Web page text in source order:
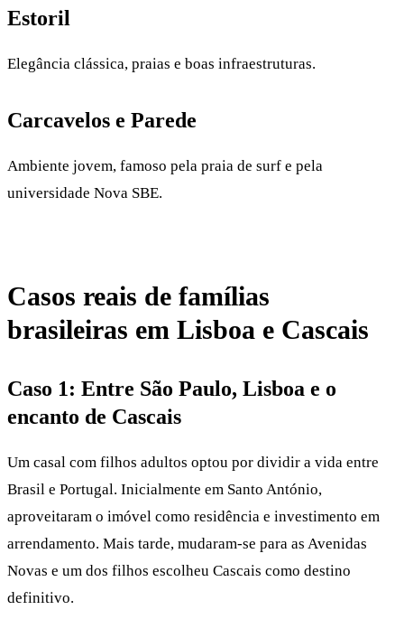
Estoril
Elegância clássica, praias e boas infraestruturas.
Carcavelos e Parede
Ambiente jovem, famoso pela praia de surf e pela
universidade Nova SBE.
Casos reais de famílias
brasileiras em Lisboa e Cascais
Caso 1: Entre São Paulo, Lisboa e o
encanto de Cascais
Um casal com filhos adultos optou por dividir a vida entre
Brasil e Portugal. Inicialmente em Santo António,
aproveitaram o imóvel como residência e investimento em
arrendamento. Mais tarde, mudaram-se para as Avenidas
Novas e um dos filhos escolheu Cascais como destino
definitivo.